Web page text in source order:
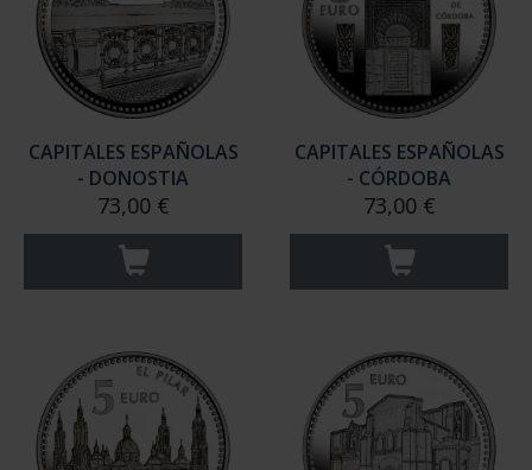
CAPITALES ESPAÑOLAS
- DONOSTIA
73,00 €
CAPITALES ESPAÑOLAS
- CÓRDOBA
73,00 €